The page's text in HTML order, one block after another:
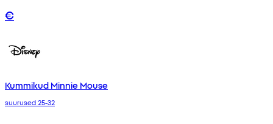
€
Kummikud Minnie Mouse
suurused 25-32